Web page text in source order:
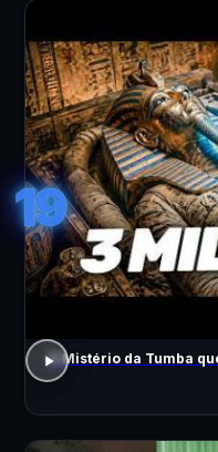
19
O Mistério da Tumba